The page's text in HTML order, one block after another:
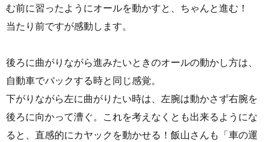
む前に習ったようにオールを動かすと、ちゃんと進む！
当たり前ですが感動します。
後ろに曲がりながら進みたいときのオールの動かし方は、
自動車でバックする時と同じ感覚。
下がりながら左に曲がりたい時は、左腕は動かさず右腕を
後ろに向かって漕ぐ。これを考えなくとも出来るようにな
ると、直感的にカヤックを動かせる！飯山さんも「車の運